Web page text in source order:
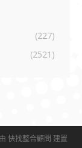
(227)
(2521)
快找整合顧問 建置